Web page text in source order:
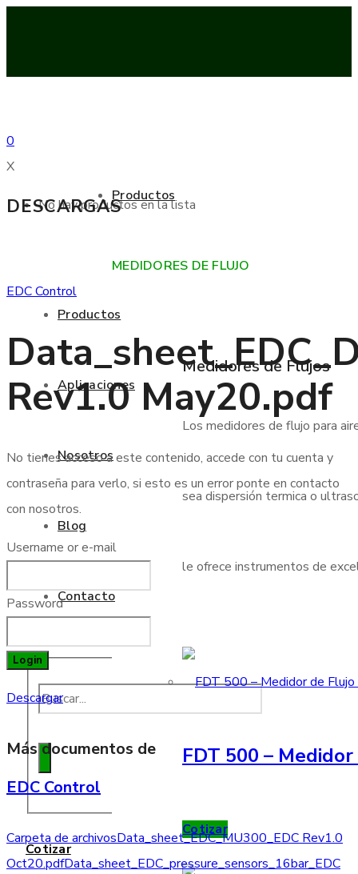
0
X
No hay productos en la lista
Productos
Aplicaciones
Nosotros
Blog
Contacto
Cotizar
Productos
MEDIDORES DE FLUJO
Medidores de Flujos
Los medidores de flujo para
sea dispersión termica o
le ofrece instrumentos de
FDT 500 –
Cotizar
DESCARGAS
EDC Control
Rev1.0 May20.pdf
No tienes acceso a este contenido, accede con tu cuenta y
contraseña para verlo, si esto es un error ponte en contacto
con nosotros.
Username or e-mail
Password
Login
Descargar
Más documentos de
EDC Control
Carpeta de archivosData_sheet_EDC_MU300_EDC Rev1.0
Oct20.pdfData_sheet_EDC_pressure_sensors_16bar_EDC